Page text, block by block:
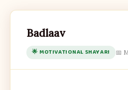
Badlaav
🌟 MOTIVATIONAL SHAYARI 📅